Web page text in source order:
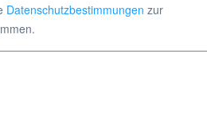
Datenschutzbestimmungen zur